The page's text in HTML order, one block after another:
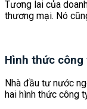
Tương lai của
thương mại. Nó
Hình thức
Nhà đầu tư nước
hai hình thức công